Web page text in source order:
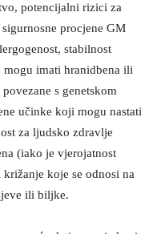
potencijalni rizici za
procjene GM
stabilnost
mogu imati hranidbena ili
s genetskom
učinke koji mogu nastati
za ljudsko zdravlje
(iako je vjerojatnost
koje se odnosi na
ili biljke.